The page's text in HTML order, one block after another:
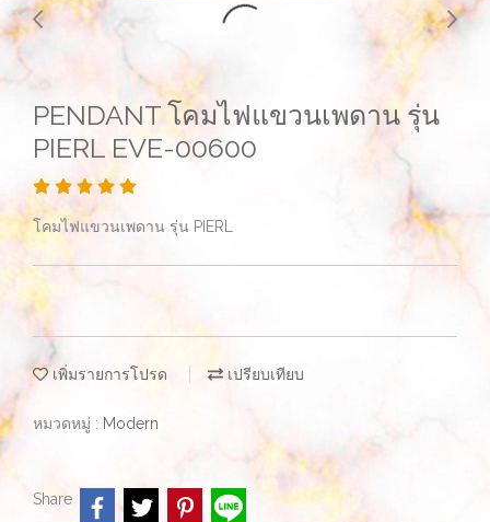
PENDANT โคมไฟแขวนเพดาน รุ่น
PIERL EVE-00600
โคมไฟแขวนเพดาน รุ่น PIERL
เพิ่มรายการโปรด เปรียบเทียบ
หมวดหมู่ : Modern
Share